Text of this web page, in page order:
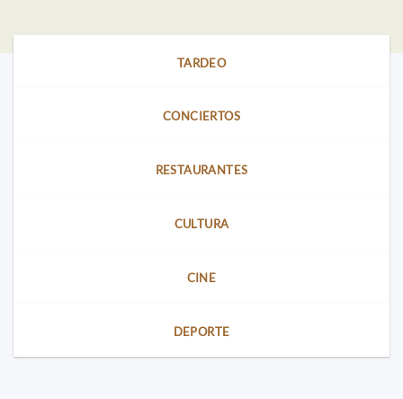
TARDEO
CONCIERTOS
RESTAURANTES
CULTURA
CINE
DEPORTE